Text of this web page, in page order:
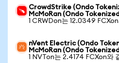
CrowdStrike (Ondo
McMoRan (Ondo
1 CRWDon는 12.0349
nVent Electric (Ondo
McMoRan (Ondo
1 NVTon는 2.4174 FCXon와